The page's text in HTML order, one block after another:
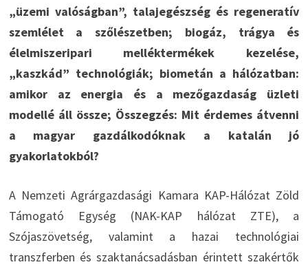
„üzemi valóságban”, talajegészség és regeneratív
szemlélet a szőlészetben; biogáz, trágya és
élelmiszeripari melléktermékek kezelése,
„kaszkád” technológiák; biometán a hálózatban:
amikor az energia és a mezőgazdaság üzleti
modellé áll össze; Összegzés: Mit érdemes átvenni
a magyar gazdálkodóknak a katalán jó
gyakorlatokból?
A Nemzeti Agrárgazdasági Kamara KAP-Hálózat Zöld
Támogató Egység (NAK-KAP hálózat ZTE), a
Szójaszövetség, valamint a hazai technológiai
transzferben és szaktanácsadásban érintett szakértők